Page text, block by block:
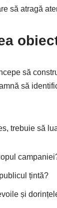
să atragă
să
să
trebuie să
țintă?
și